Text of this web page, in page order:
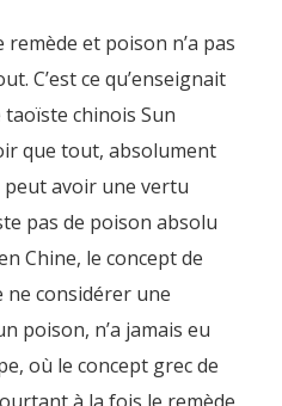
et poison n’a pas
C’est ce qu’enseignait
chinois Sun
que tout, absolument
avoir une vertu
pas de poison absolu
Chine, le concept de
ne considérer une
poison, n’a jamais eu
où le concept grec de